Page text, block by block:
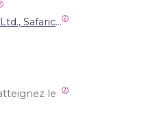
Airtel -Telkom Ltd., Safaricom Limited